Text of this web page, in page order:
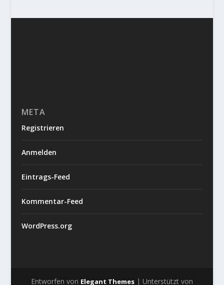
META
Registrieren
Anmelden
Eintrags-Feed
Kommentar-Feed
WordPress.org
Entworfen von Elegant Themes| Unterstützt von